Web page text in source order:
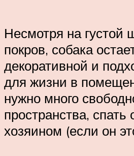
Несмотря на густой
покров, собака
декоративной и
для жизни в
нужно много
пространства,
хозяином (если он